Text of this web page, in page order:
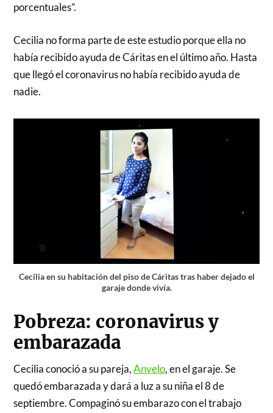
porcentuales”.
Cecilia no forma parte de este estudio porque ella no
había recibido ayuda de Cáritas en el último año. Hasta
que llegó el coronavirus no había recibido ayuda de
nadie.
Cecilia en su habitación del piso de Cáritas tras haber dejado el
garaje donde vivía.
Pobreza: coronavirus y
embarazada
Cecilia conoció a su pareja,Anyelo, en el garaje. Se
quedó embarazada y dará a luz a su niña el 8 de
septiembre. Compaginó su embarazo con el trabajo